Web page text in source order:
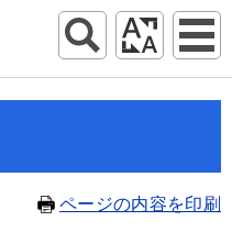
ページの内容を印刷